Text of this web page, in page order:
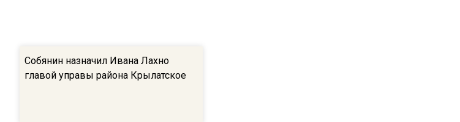
Собянин назначил Ивана Лахно
главой управы района Крылатское